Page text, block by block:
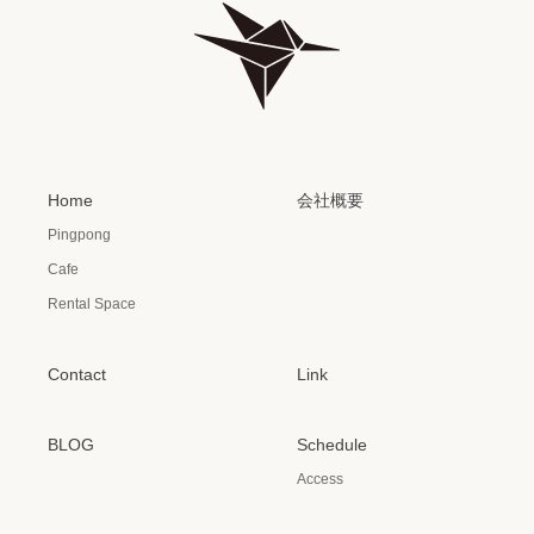
Home
Pingpong
Cafe
Rental Space
会社概要
Contact Link
BLOG Schedule
Access